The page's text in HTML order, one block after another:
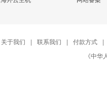
关于我们 | 联系我们 | 付款方式
|
《中